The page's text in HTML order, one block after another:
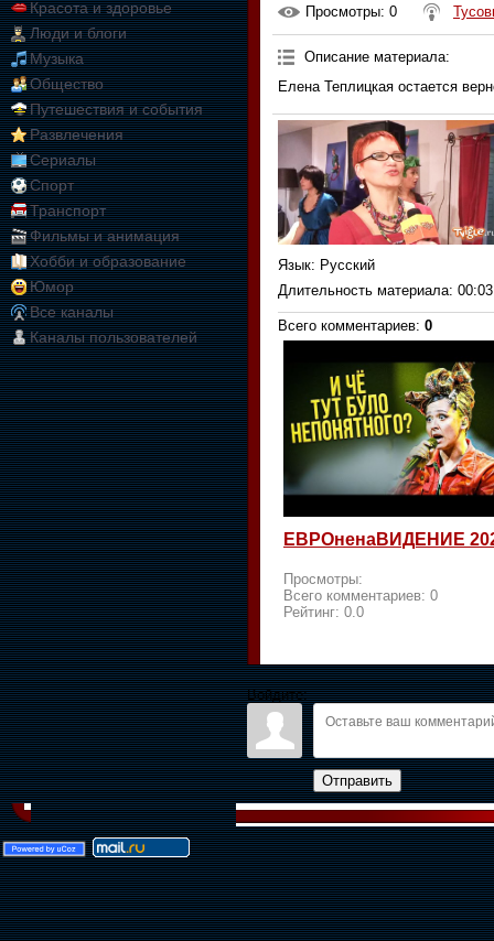
Красота и здоровье
Люди и блоги
Музыка
Общество
Путешествия и события
Развлечения
Сериалы
Спорт
Транспорт
Фильмы и анимация
Хобби и образование
Юмор
Все каналы
Каналы пользователей
Просмотры: 0
Описание материала:
Елена Теплицкая остается
Язык: Русский
Длительность материала:
Всего комментариев: 0
ЕВРОненаВИДЕНИЕ
Просмотры:
Всего комментариев: 0
Рейтинг: 0.0
Войдите:
Отправить